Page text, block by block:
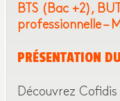
BTS (Bac +2)
professionnelle –
PRÉSENTATION
Découvrez